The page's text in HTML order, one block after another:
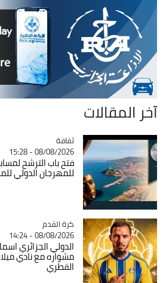
آخر المقالات
Catégorie
ثقافة
08/08/2026 - 15:28
للمهرجان الدولي
Catégorie
كرة القدم
08/08/2026 - 14:24
الدولي الجزائري
مشواره مع نادي
القطري